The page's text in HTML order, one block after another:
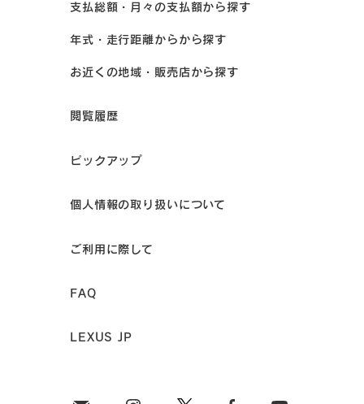
支払総額・月々の支払額から探す
年式・走行距離からから探す
お近くの地域・販売店から探す
閲覧履歴
ピックアップ
個人情報の取り扱いについて
ご利用に際して
FAQ
LEXUS JP